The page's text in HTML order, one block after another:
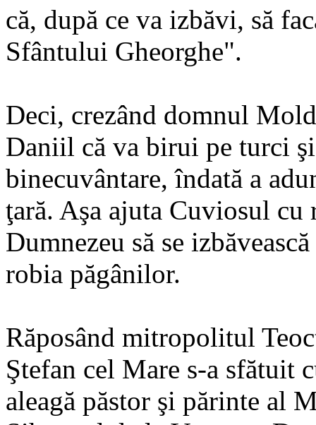
că, după ce va izbăvi, să
Sfântului Gheorghe".
Deci, crezând domnul
Daniil că va birui pe turci
binecuvântare, îndată a
ţară. Aşa ajuta Cuviosul
Dumnezeu să se
robia păgânilor.
Răposând mitropolitul
Ştefan cel Mare s-a sfătuit
aleagă păstor şi părinte al